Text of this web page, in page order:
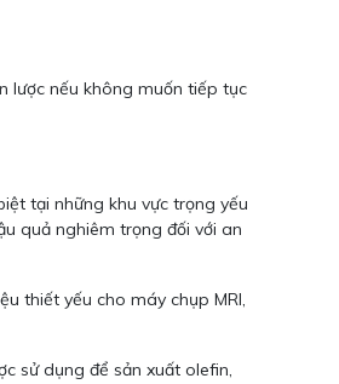
lược nếu không muốn tiếp tục
tại những khu vực trọng yếu
quả nghiêm trọng đối với an
thiết yếu cho máy chụp MRI,
sử dụng để sản xuất olefin,